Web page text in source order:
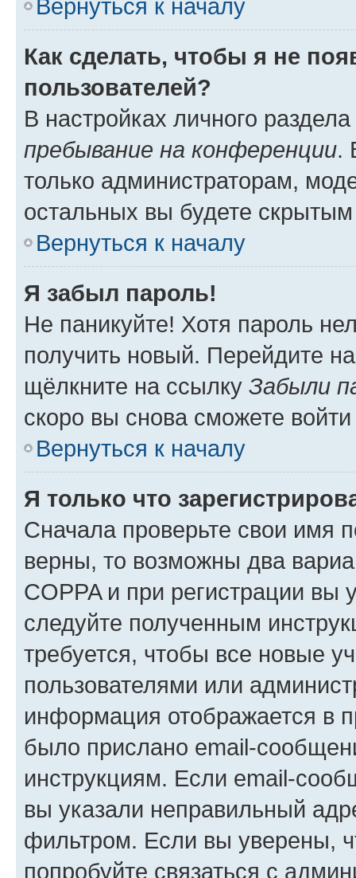
Вернуться к началу
Как сделать, чтобы я не
пользователей?
В настройках личного
пребывание на конференции.
только администраторам,
остальных вы будете
Вернуться к началу
Я забыл пароль!
Не паникуйте! Хотя пароль
получить новый. Перейдите
щёлкните на ссылку Забыли
скоро вы снова сможете
Вернуться к началу
Я только что
Сначала проверьте свои имя
верны, то возможны два
COPPA и при регистрации вы
следуйте полученным
требуется, чтобы все новые
пользователями или
информация отображается в
было прислано email-
инструкциям. Если email-
вы указали неправильный
фильтром. Если вы уверены,
попробуйте связаться с